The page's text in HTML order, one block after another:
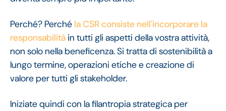
Perché? Perché la CSR consiste nell'incorporare la
responsabilità in tutti gli aspetti della vostra attività,
non solo nella beneficenza. Si tratta di sostenibilità a
lungo termine, operazioni etiche e creazione di
valore per tutti gli stakeholder.
Iniziate quindi con la filantropia strategica per